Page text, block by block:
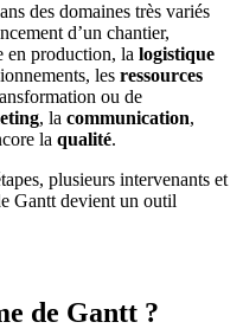
des domaines très variés
d’un chantier,
en production, la logistique
les ressources
ou de
, la communication,
la qualité.
plusieurs intervenants et
Gantt devient un outil
de Gantt ?